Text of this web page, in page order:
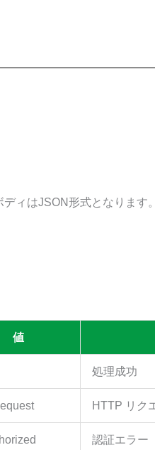
ディはJSON形式となります
値
処理成功
HTTP リク
認証エラー